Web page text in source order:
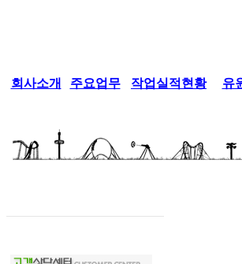
회사소개 주요업무 작업실적현황 유